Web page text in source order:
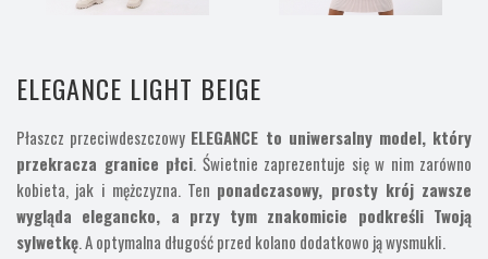
ELEGANCE LIGHT BEIGE
Płaszcz przeciwdeszczowy ELEGANCE to uniwersalny model, który
przekracza granice płci. Świetnie zaprezentuje się w nim zarówno
kobieta, jak i mężczyzna. Ten ponadczasowy, prosty krój zawsze
wygląda elegancko, a przy tym znakomicie podkreśli Twoją
sylwetkę. A optymalna długość przed kolano dodatkowo ją wysmukli.